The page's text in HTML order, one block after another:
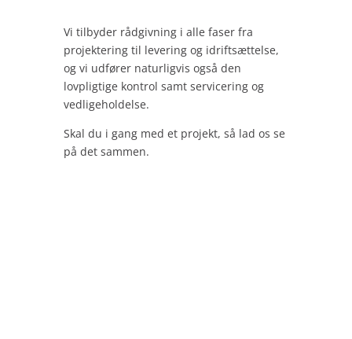
Vi tilbyder rådgivning i alle faser fra
projektering til levering og idriftsættelse,
og vi udfører naturligvis også den
lovpligtige kontrol samt servicering og
vedligeholdelse.
Skal du i gang med et projekt, så lad os se
på det sammen.